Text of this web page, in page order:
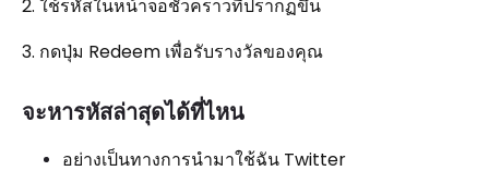
2. ใช้รหัสในหน้าจอชั่วคราวที่ปรากฏขึ้น
3. กดปุ่ม Redeem เพื่อรับรางวัลของคุณ
จะหารหัสล่าสุดได้ที่ไหน
อย่างเป็นทางการนำมาใช้ฉัน Twitter